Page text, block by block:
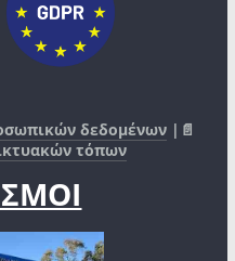
δεδομένων |📄
τόπων